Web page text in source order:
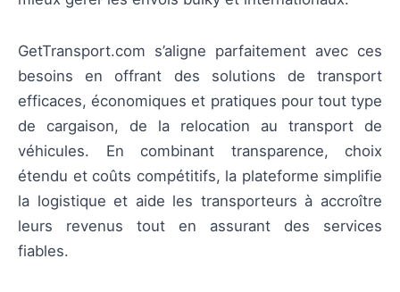
GetTransport.com s’aligne parfaitement avec ces
besoins en offrant des solutions de transport
efficaces, économiques et pratiques pour tout type
de cargaison, de la relocation au transport de
véhicules. En combinant transparence, choix
étendu et coûts compétitifs, la plateforme simplifie
la logistique et aide les transporteurs à accroître
leurs revenus tout en assurant des services
fiables.